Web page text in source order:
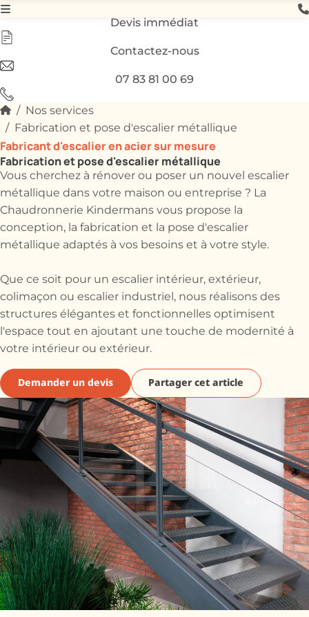
Devis immédiat
Contactez-nous
07 83 81 00 69
Nos services
Fabrication et pose d'escalier métallique
Fabrication et pose d'escalier métallique
Fabricant d'escalier en acier sur mesure
Vous cherchez à rénover ou poser un nouvel escalier
métallique dans votre maison ou entreprise ? La
Chaudronnerie Kindermans vous propose la
conception, la fabrication et la pose d'escalier
métallique adaptés à vos besoins et à votre style.
Que ce soit pour un escalier intérieur, extérieur,
colimaçon ou escalier industriel, nous réalisons des
structures élégantes et fonctionnelles optimisent
l'espace tout en ajoutant une touche de modernité à
votre intérieur ou extérieur.
Demander un devis Partager cet article